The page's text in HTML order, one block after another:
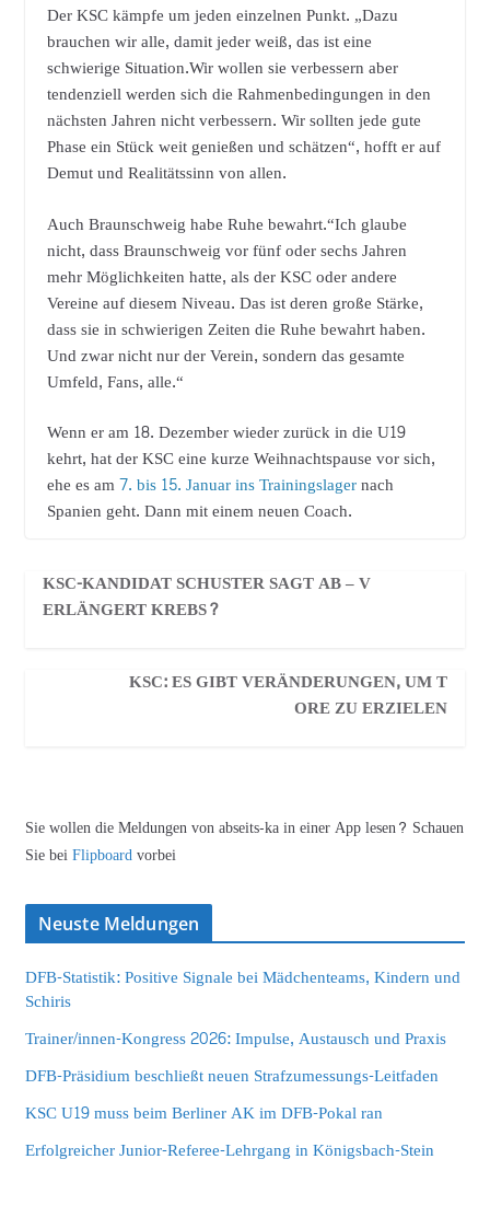
Der KSC kämpfe um jeden einzelnen Punkt. „Dazu
brauchen wir alle, damit jeder weiß, das ist eine
schwierige Situation.Wir wollen sie verbessern aber
tendenziell werden sich die Rahmenbedingungen in den
nächsten Jahren nicht verbessern. Wir sollten jede gute
Phase ein Stück weit genießen und schätzen“, hofft er auf
Demut und Realitätssinn von allen.
Auch Braunschweig habe Ruhe bewahrt.“Ich glaube
nicht, dass Braunschweig vor fünf oder sechs Jahren
mehr Möglichkeiten hatte, als der KSC oder andere
Vereine auf diesem Niveau. Das ist deren große Stärke,
dass sie in schwierigen Zeiten die Ruhe bewahrt haben.
Und zwar nicht nur der Verein, sondern das gesamte
Umfeld, Fans, alle.“
Wenn er am 18. Dezember wieder zurück in die U19
kehrt, hat der KSC eine kurze Weihnachtspause vor sich,
ehe es am7. bis 15. Januar ins Trainingslagernach
Spanien geht. Dann mit einem neuen Coach.
KSC-KANDIDAT SCHUSTER SAGT AB – V
ERLÄNGERT KREBS?
KSC: ES GIBT VERÄNDERUNGEN, UM T
ORE ZU ERZIELEN
Sie wollen die Meldungen von abseits-ka in einer App lesen? Schauen
Sie beiFlipboardvorbei
Neuste Meldungen
DFB-Statistik: Positive Signale bei Mädchenteams, Kindern und
Schiris
Trainer/innen-Kongress 2026: Impulse, Austausch und Praxis
DFB-Präsidium beschließt neuen Strafzumessungs-Leitfaden
KSC U19 muss beim Berliner AK im DFB-Pokal ran
Erfolgreicher Junior-Referee-Lehrgang in Königsbach-Stein